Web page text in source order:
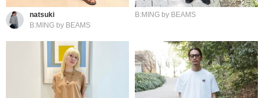
natsuki
B:MING by BEAMS
B:MING by BEAMS